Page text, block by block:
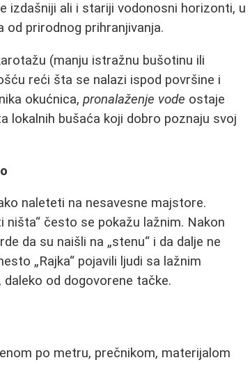
izdašniji ali i stariji vodonosni horizonti, u
od prirodnog prihranjivanja.
(manju istražnu bušotinu ili
reći šta se nalazi ispod površine i
okućnica,pronalaženje vode ostaje
lokalnih bušaća koji dobro poznaju svoj
naleteti na nesavesne majstore.
ništa“ često se pokažu lažnim. Nakon
da su naišli na „stenu“ i da dalje ne
„Rajka“ pojavili ljudi sa lažnim
, daleko od dogovorene tačke.
po metru, prečnikom, materijalom